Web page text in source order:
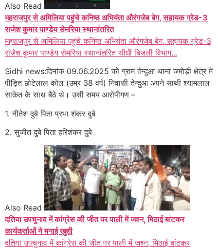
Also Read
महराजपुर से अमिलिया पहुंचे कनिष्ठ अभियंता औरंगजेब बेग, सहायक ग्रेड-3
राजेश कुमार पाण्डेय सेमरिया स्थानांतरित
महराजपुर से अमिलिया पहुंचे कनिष्ठ अभियंता औरंगजेब बेग, सहायक ग्रेड-3
राजेश कुमार पाण्डेय सेमरिया स्थानांतरित सीधी बिजली विभाग...
Sidhi news:दिनांक 09.06.2025 को ग्राम तेन्दुआ थाना जमोड़ी क्षेत्र में
पीड़ित छोटेलाल कोल (उम्र 38 वर्ष) निवासी तेन्दुआ अपने साथी श्यामलाल
साकेत के साथ बैठे थे। उसी समय आरोपीगण –
1. नीतेश दुबे पिता प्रभा शंकर दुबे
2. सुजीत दुबे पिता हरिशंकर दुबे
Also Read
दतिया उपचुनाव में कांग्रेस की जीत पर पाली में जश्न, मिठाई बांटकर
कार्यकर्ताओं ने मनाई खुशी
दतिया उपचुनाव में कांग्रेस की जीत पर पाली में जश्न, मिठाई बांटकर